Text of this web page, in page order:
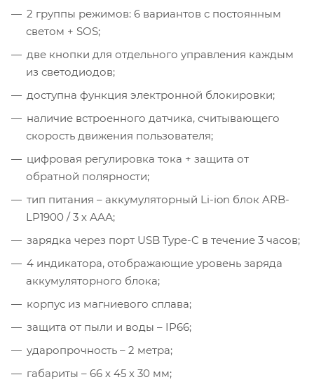
2 группы режимов: 6 вариантов с постоянным
светом + SOS;
две кнопки для отдельного управления каждым
из светодиодов;
доступна функция электронной блокировки;
наличие встроенного датчика, считывающего
скорость движения пользователя;
цифровая регулировка тока + защита от
обратной полярности;
тип питания – аккумуляторный Li-ion блок ARB-
LP1900 / 3 х ААА;
зарядка через порт USB Type-C в течение 3 часов;
4 индикатора, отображающие уровень заряда
аккумуляторного блока;
корпус из магниевого сплава;
защита от пыли и воды – IP66;
ударопрочность – 2 метра;
габариты – 66 х 45 х 30 мм;